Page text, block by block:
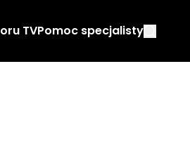
TVPomoc specjalisty